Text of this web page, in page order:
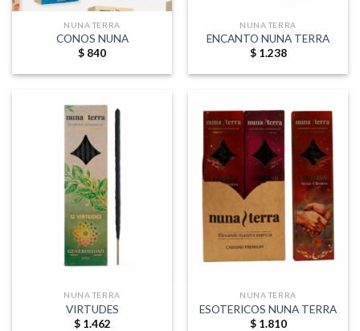
NUNA TERRA
CONOS NUNA
$ 840
NUNA TERRA
ENCANTO NUNA TERRA
$1.238
NUNA TERRA
VIRTUDES
$1.462
NUNA TERRA
ESOTERICOS NUNA TERRA
$1.810